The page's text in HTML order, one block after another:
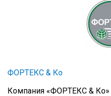
ФОРТЕКС & Ко
Компания «ФОРТЕКС & Ко»